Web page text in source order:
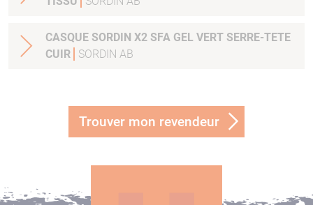
CASQUE SORDIN X2 SFA GEL VERT SERRE-TETE
CUIR
SORDIN AB
Trouver mon revendeur